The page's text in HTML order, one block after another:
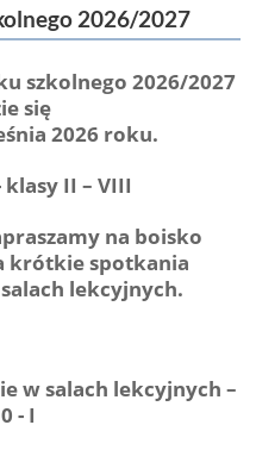
2026/2027
szkolnego 2026/2027
się
2026 roku.
klasy II – VIII
na boisko
krótkie spotkania
lekcyjnych.
w salach lekcyjnych –
- I